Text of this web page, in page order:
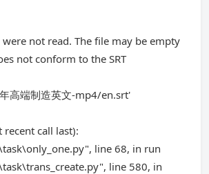
not read. The file may be empty
not conform to the SRT
高端制造英文-mp4/en.srt'
recent call last):
line 68, in run
line 580, in